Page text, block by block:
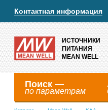
Контактная информация
ИСТОЧНИКИ
ПИТАНИЯ
MEAN WELL
Поиск —
по параметрам